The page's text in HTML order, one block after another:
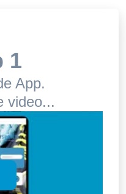
1
App.
video...